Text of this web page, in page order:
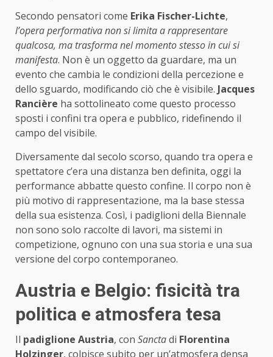
Secondo pensatori come Erika Fischer-Lichte,
l’opera performativa non si limita a rappresentare
qualcosa, ma trasforma nel momento stesso in cui si
manifesta. Non è un oggetto da guardare, ma un
evento che cambia le condizioni della percezione e
dello sguardo, modificando ciò che è visibile. Jacques
Rancière ha sottolineato come questo processo
sposti i confini tra opera e pubblico, ridefinendo il
campo del visibile.
Diversamente dal secolo scorso, quando tra opera e
spettatore c’era una distanza ben definita, oggi la
performance abbatte questo confine. Il corpo non è
più motivo di rappresentazione, ma la base stessa
della sua esistenza. Così, i padiglioni della Biennale
non sono solo raccolte di lavori, ma sistemi in
competizione, ognuno con una sua storia e una sua
versione del corpo contemporaneo.
Austria e Belgio: fisicità tra
politica e atmosfera tesa
Il padiglione Austria, con Sanctadi Florentina
Holzinger, colpisce subito per un’atmosfera densa